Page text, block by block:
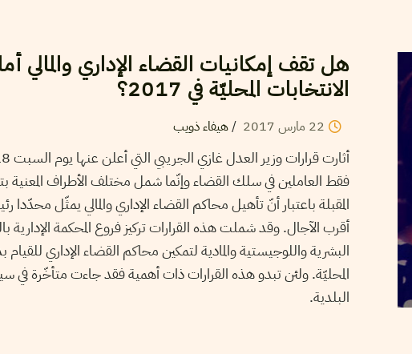
هل تقف إمكانيات القضاء الإداري والمالي
الانتخابات المحليّة في 2017؟
22 مارس 2017
/هيفاء ذويب
فقط العاملين في سلك القضاء وإنّما شمل مختلف الأطراف المعنية
المقبلة باعتبار أنّ تأهيل محاكم القضاء الإداري والمالي يمثّل محدّدا
أقرب الآجال. وقد شملت هذه القرارات تركيز فروع المحكمة الإدارية
البشرية واللوجيستية والمادية لتمكين محاكم القضاء الإداري للقيام
المحليّة. ولئن تبدو هذه القرارات ذات أهمية فقد جاءت متأخّرة في
البلدية.